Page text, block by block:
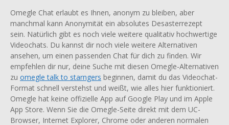
Omegle Chat erlaubt es Ihnen, anonym zu bleiben, aber
manchmal kann Anonymität ein absolutes Desasterrezept
sein. Natürlich gibt es noch viele weitere qualitativ hochwertige
Videochats. Du kannst dir noch viele weitere Alternativen
ansehen, um einen passenden Chat für dich zu finden. Wir
empfehlen dir nur, deine Suche mit diesen Omegle-Alternativen
zu omegle talk to starngers beginnen, damit du das Videochat-
Format schnell verstehst und weißt, wie alles hier funktioniert.
Omegle hat keine offizielle App auf Google Play und im Apple
App Store. Wenn Sie die Omegle-Seite direkt mit dem UC-
Browser, Internet Explorer, Chrome oder anderen normalen